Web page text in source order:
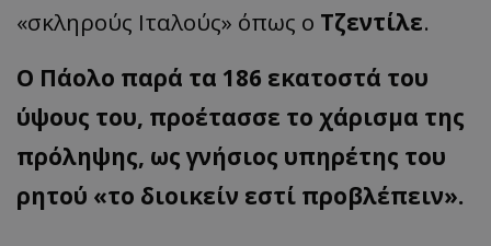
«σκληρούς Ιταλούς» όπως ο Τζεντίλε.
Ο Πάολο παρά τα 186 εκατοστά του
ύψους του, προέτασσε το χάρισμα της
πρόληψης, ως γνήσιος υπηρέτης του
ρητού «το διοικείν εστί προβλέπειν».